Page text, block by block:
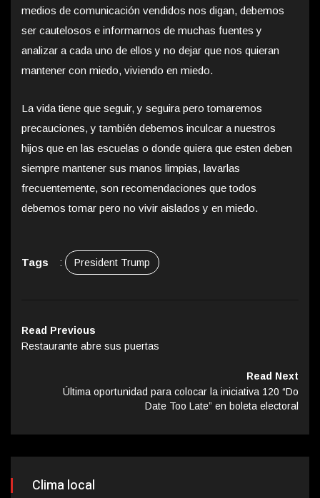
medios de comunicación vendidos nos digan, debemos
ser cautelosos e informarnos de muchas fuentes y
analizar a cada uno de ellos y no dejar que nos quieran
mantener con miedo, viviendo en miedo.
La vida tiene que seguir, y seguira pero tomaremos
precauciones, y también debemos inculcar a nuestros
hijos que en las escuelas o donde quiera que esten deben
siempre mantener sus manos limpias, lavarlas
frecuentemente, son recomendaciones que todos
debemos tomar pero no vivir aislados y en miedo.
Tags : President Trump
Read Previous
Restaurante abre sus puertas
Read Next
Última oportunidad para colocar la iniciativa 120 “Do
Date Too Late” en boleta electoral
Clima local